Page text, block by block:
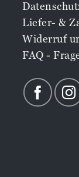
Liefer- &
Widerruf
FAQ -